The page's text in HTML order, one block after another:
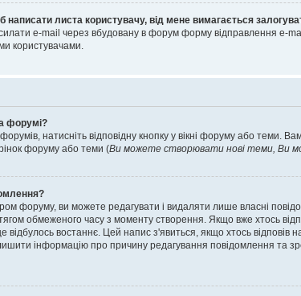
листа користувачу, від мене вимагається
e-mail через вбудовану в форум форму відправлення e-
користувачами.
форумі?
натисніть відповідну кнопку у вікні форуму або теми.
форуму або теми (Ви можете створювати нові теми, Ви
форуму, ви можете редагувати і видаляти лише власні
обмеженого часу з моменту створення. Якщо вже хтось
відбулось востаннє. Цей напис з'явиться, якщо хтось
інформацію про причину редагування повідомлення та